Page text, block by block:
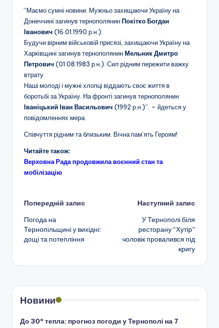
“Маємо сумні новини. Мужньо захищаючи Україну на
Донеччині загинув тернополянинПокітко Богдан
Іванович (16.01.1990 р.н.).
Будучи вірним військовій присязі, захищаючи Україну на
Харківщині загинув тернополянинМельник Дмитро
Петрович (01.08.1983 р.н.). Сил рідним пережити важку
втрату.
Наші молоді і мужні хлопці віддають своє життя в
боротьбі за Україну. На фронті загинув тернополянин
Іваніцький Іван Васильович (1992 р.н.)”. – йдеться у
повідомленнях мера.
Співчуття рідним та близьким. Вічна пам’ять Героям!
Читайте також:
Верховна Рада продовжила воєнний стан та
мобілізацію
Навігація
по
запису
Попередній запис
Погода на
Тернопільщині у вихідні:
дощі та потепління
Наступний запис
У Тернополі біля
ресторану “Хутір”
чоловік провалився під
кригу
Новини
До 30° тепла: прогноз погоди у Тернополі на 7